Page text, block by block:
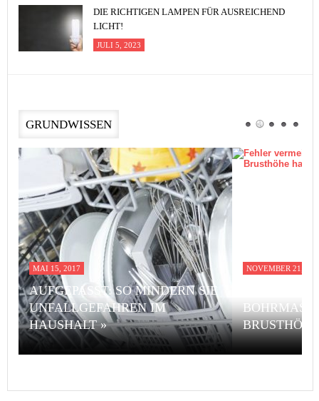
DIE RICHTIGEN LAMPEN FÜR AUSREICHEND
LICHT!
JULI 5, 2023
GRUNDWISSEN
MAI 15, 2017
AUFGEPASST: SO MINDERN SIE
UNFALLGEFAHREN IM
HAUSHALT »
NOVEMBER 21,